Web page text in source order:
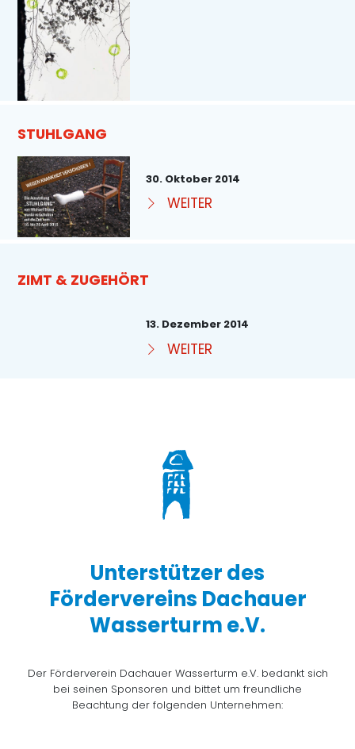
STUHLGANG
30. Oktober 2014
WEITER
ZIMT & ZUGEHÖRT
13. Dezember 2014
WEITER
Unterstützer des
Fördervereins Dachauer
Wasserturm e.V.
Der Förderverein Dachauer Wasserturm e.V. bedankt sich
bei seinen Sponsoren und bittet um freundliche
Beachtung der folgenden Unternehmen: